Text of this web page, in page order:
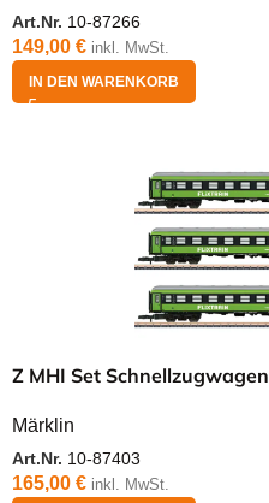
Art.Nr. 10-87266
149,00 € inkl. MwSt.
IN DEN WARENKORB
Z MHI Set Schnellzugwagen
Märklin
Art.Nr. 10-87403
165,00 € inkl. MwSt.